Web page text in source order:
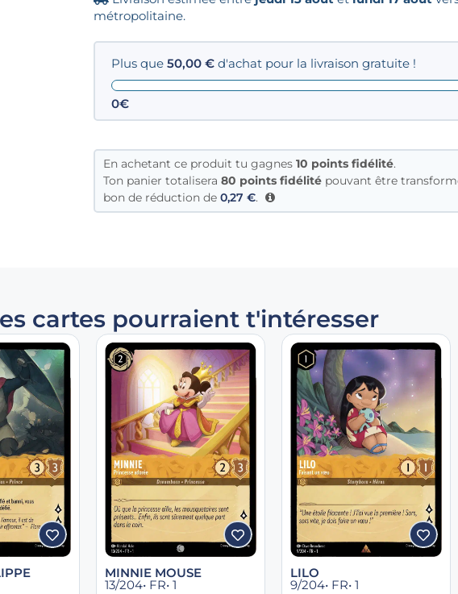
métropolitaine.
Plus que50,00€ d'achat pour la livraison gratuite !
0€
En achetant ce produit tu gagnes10 points fidélité.
Ton panier totalisera80 points fidélité pouvant être
bon de réduction de0,27€.
cartes pourraient t'intéresser
MINNIE MOUSE
13/204• FR• 1
LILO
9/204• FR• 1